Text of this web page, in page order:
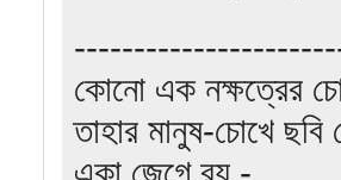
কোনো এক নক্ষত্রের
তাহার মানুষ-চোখে ছবি
একা জেগে রয় -